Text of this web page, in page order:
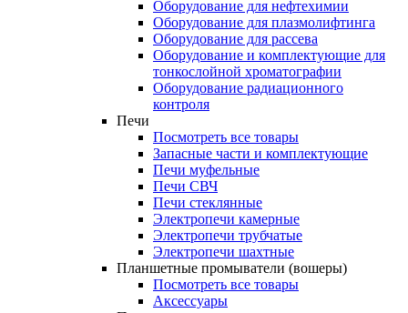
Оборудование для нефтехимии
Оборудование для плазмолифтинга
Оборудование для рассева
Оборудование и комплектующие для
тонкослойной хроматографии
Оборудование радиационного
контроля
Печи
Посмотреть все товары
Запасные части и комплектующие
Печи муфельные
Печи СВЧ
Печи стеклянные
Электропечи камерные
Электропечи трубчатые
Электропечи шахтные
Планшетные промыватели (вошеры)
Посмотреть все товары
Аксессуары